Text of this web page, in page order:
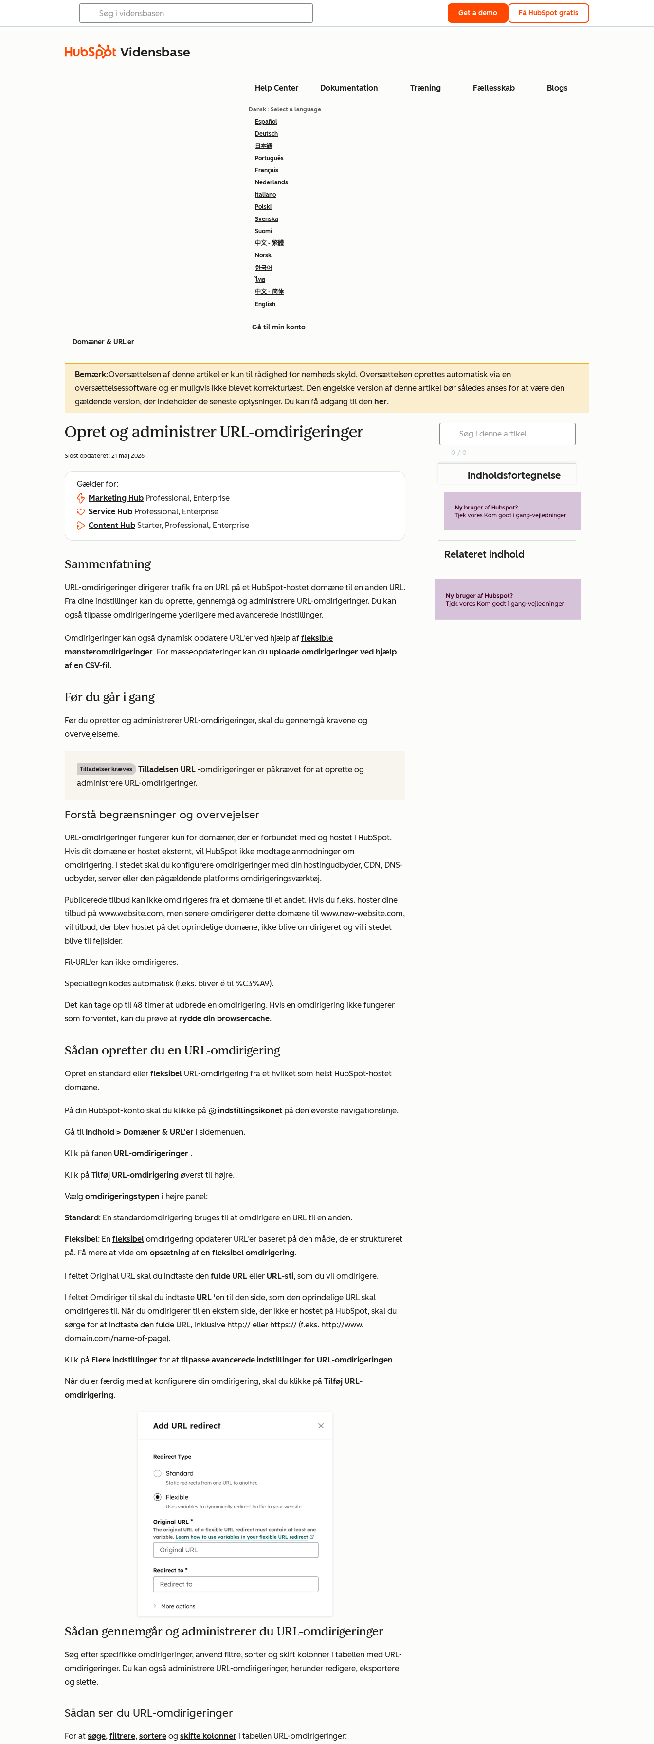
Get a demo Få HubSpot gratis
Vidensbase
Help Center Dokumentation Træning Fællesskab Blogs
Dansk : Select a language
Español
Deutsch
日本語
Português
Français
Nederlands
Italiano
Polski
Svenska
Suomi
中文 - 繁體
Norsk
한국어
ไทย
中文 - 简体
English
Gå til min konto
Domæner & URL'er
Bemærk:Oversættelsen af denne artikel er kun til rådighed for nemheds skyld. Oversættelsen oprettes automatisk via en
oversættelsessoftware og er muligvis ikke blevet korrekturlæst. Den engelske version af denne artikel bør således anses for at være den
gældende version, der indeholder de seneste oplysninger. Du kan få adgang til den her.
Opret og administrer URL-omdirigeringer
Sidst opdateret: 21 maj 2026
Gælder for:
Marketing Hub Professional, Enterprise
Service Hub Professional, Enterprise
Content Hub Starter, Professional, Enterprise
Sammenfatning
URL-omdirigeringer dirigerer trafik fra en URL på et HubSpot-hostet domæne til en anden URL.
Fra dine indstillinger kan du oprette, gennemgå og administrere URL-omdirigeringer. Du kan
også tilpasse omdirigeringerne yderligere med avancerede indstillinger.
Omdirigeringer kan også dynamisk opdatere URL'er ved hjælp af fleksible
mønsteromdirigeringer. For masseopdateringer kan du uploade omdirigeringer ved hjælp
af en CSV-fil.
Før du går i gang
Før du opretter og administrerer URL-omdirigeringer, skal du gennemgå kravene og
overvejelserne.
Tilladelser kræves Tilladelsen URL -omdirigeringer er påkrævet for at oprette og
administrere URL-omdirigeringer.
Forstå begrænsninger og overvejelser
URL-omdirigeringer fungerer kun for domæner, der er forbundet med og hostet i HubSpot.
Hvis dit domæne er hostet eksternt, vil HubSpot ikke modtage anmodninger om
omdirigering. I stedet skal du konfigurere omdirigeringer med din hostingudbyder, CDN, DNS-
udbyder, server eller den pågældende platforms omdirigeringsværktøj.
Publicerede tilbud kan ikke omdirigeres fra et domæne til et andet. Hvis du f.eks. hoster dine
tilbud på www.website.com, men senere omdirigerer dette domæne til www.new-website.com,
vil tilbud, der blev hostet på det oprindelige domæne, ikke blive omdirigeret og vil i stedet
blive til fejlsider.
Fil-URL'er kan ikke omdirigeres.
Specialtegn kodes automatisk (f.eks. bliver é til %C3%A9).
Det kan tage op til 48 timer at udbrede en omdirigering. Hvis en omdirigering ikke fungerer
som forventet, kan du prøve at rydde din browsercache.
Sådan opretter du en URL-omdirigering
Opret en standard eller fleksibel URL-omdirigering fra et hvilket som helst HubSpot-hostet
domæne.
På din HubSpot-konto skal du klikke på indstillingsikonet på den øverste navigationslinje.
Gå til Indhold > Domæner & URL'er i sidemenuen.
Klik på fanen URL-omdirigeringer .
Klik på Tilføj URL-omdirigering øverst til højre.
Vælg omdirigeringstypen i højre panel:
Standard: En standardomdirigering bruges til at omdirigere en URL til en anden.
Fleksibel: En fleksibel omdirigering opdaterer URL'er baseret på den måde, de er struktureret
på. Få mere at vide om opsætning af en fleksibel omdirigering.
I feltet Original URL skal du indtaste den fulde URL eller URL-sti, som du vil omdirigere.
I feltet Omdiriger til skal du indtaste URL 'en til den side, som den oprindelige URL skal
omdirigeres til. Når du omdirigerer til en ekstern side, der ikke er hostet på HubSpot, skal du
sørge for at indtaste den fulde URL, inklusive http:// eller https:// (f.eks. http://www.
domain.com/name-of-page).
Klik på Flere indstillinger for at tilpasse avancerede indstillinger for URL-omdirigeringen.
Når du er færdig med at konfigurere din omdirigering, skal du klikke på Tilføj URL-
omdirigering.
Sådan gennemgår og administrerer du URL-omdirigeringer
Søg efter specifikke omdirigeringer, anvend filtre, sorter og skift kolonner i tabellen med URL-
omdirigeringer. Du kan også administrere URL-omdirigeringer, herunder redigere, eksportere
og slette.
Sådan ser du URL-omdirigeringer
For at søge, filtrere, sortere og skifte kolonner i tabellen URL-omdirigeringer:
0 / 0
Indholdsfortegnelse
Relateret indhold